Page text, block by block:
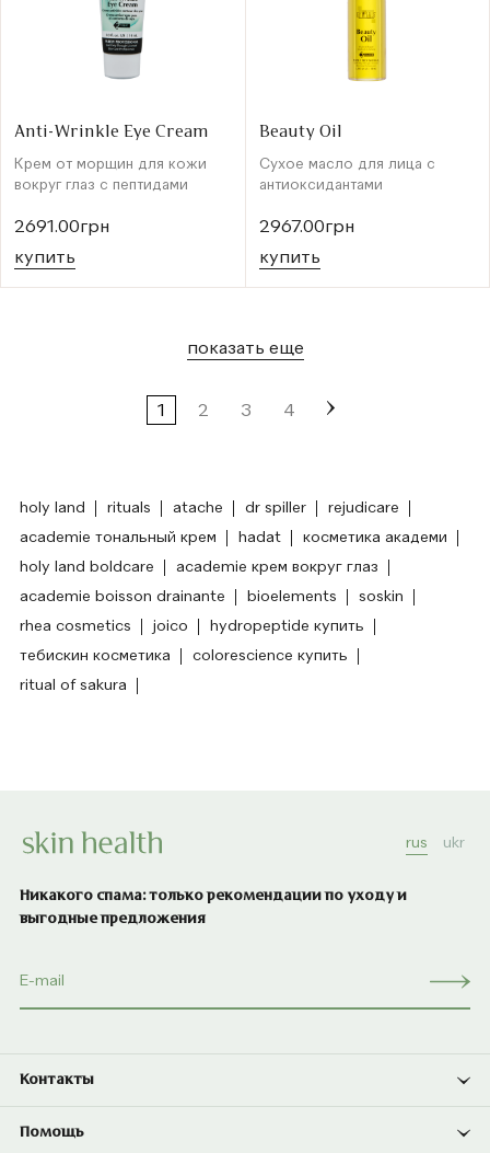
Anti-Wrinkle Eye Cream
Крем от морщин для кожи
вокруг глаз с пептидами
2691.00грн
купить
Beauty Oil
Сухое масло для лица с
антиоксидантами
2967.00грн
купить
показать еще
1 2 3 4
holy land rituals atache dr spiller
rejudicare
academie тональный крем
hadat
косметика академи
holy land boldcare
academie крем вокруг глаз
academie boisson drainante
bioelements
soskin
rhea cosmetics
joico
hydropeptide купить
тебискин косметика
colorescience купить
ritual of sakura
rus ukr
Никакого спама: только рекомендации по уходу и
выгодные предложения
Контакты
Помощь